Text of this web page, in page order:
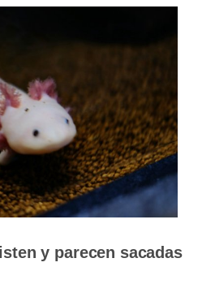
y parecen sacadas